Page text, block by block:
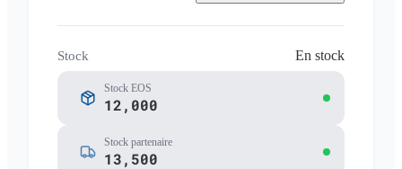
Stock En stock
Stock EOS
12,000
Stock partenaire
13,500